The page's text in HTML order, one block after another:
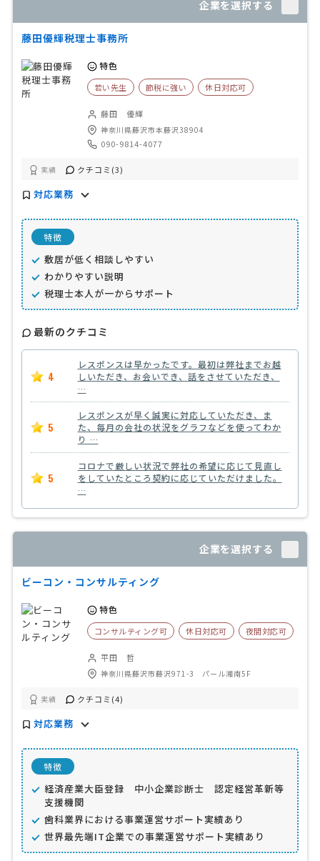
企業を選択する
藤田優輝税理士事務所
特色
若い先生 節税に強い 休日対応可
藤田 優輝
神奈川県藤沢市本藤沢38904
090-9814-4077
実績 クチコミ(3)
対応業務
特徴
敷居が低く相談しやすい
わかりやすい説明
税理士本人が一からサポート
最新のクチコミ
4
レスポンスは早かったです。最初は弊社までお越
しいただき、お会いでき、話をさせていただき、
…
5
レスポンスが早く誠実に対応していただき、ま
た、毎月の会社の状況をグラフなどを使ってわか
り …
5
コロナで厳しい状況で弊社の希望に応じて見直し
をしていたところ契約に応じていただけました。
…
企業を選択する
ビーコン・コンサルティング
特色
コンサルティング可 休日対応可 夜間対応可
平田 哲
神奈川県藤沢市藤沢971-3 パール湘南5F
実績 クチコミ(4)
対応業務
特徴
経済産業大臣登録 中小企業診断士 認定経営革新等
支援機関
歯科業界における事業運営サポート実績あり
世界最先端IT企業での事業運営サポート実績あり